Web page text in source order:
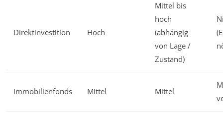
Direktinvestition Hoch
Mittel bis
hoch
(abhängig
von Lage /
Zustand)
Immobilienfonds Mittel Mittel